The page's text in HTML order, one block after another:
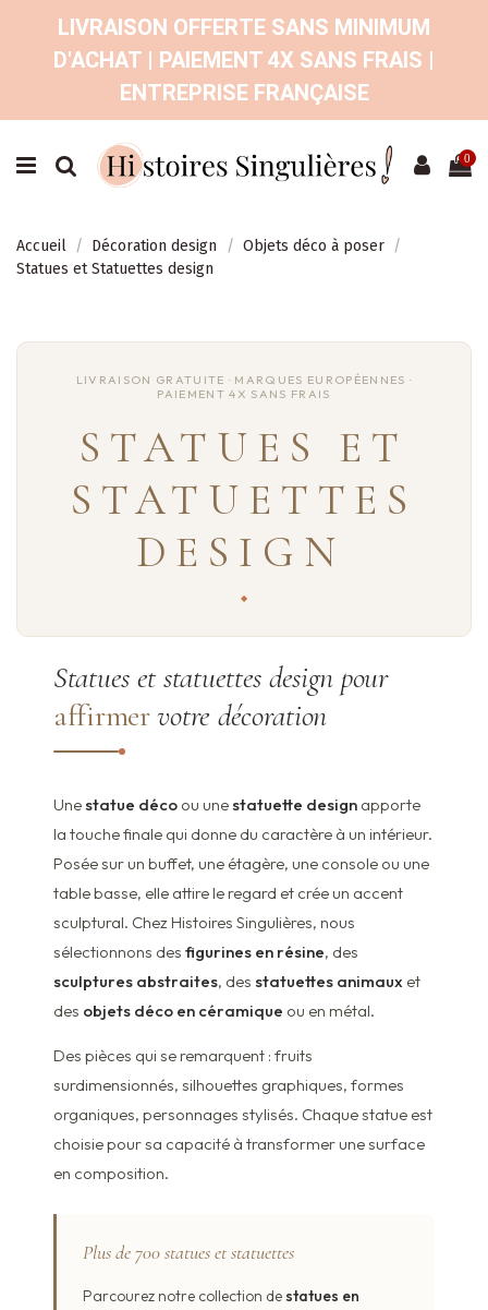
LIVRAISON OFFERTE SANS MINIMUM
D'ACHAT | PAIEMENT 4X SANS FRAIS |
ENTREPRISE FRANÇAISE
0
Accueil Décoration design
Objets déco à poser
Statues et Statuettes design
STATUES ET
STATUETTES
DESIGN
Statues et statuettes design pour
affirmervotre décoration
Unestatue déco ou unestatuette design apporte
la touche finale qui donne du caractère à un intérieur.
Posée sur un buffet, une étagère, une console ou une
table basse, elle attire le regard et crée un accent
sculptural. Chez Histoires Singulières, nous
sélectionnons des figurines en résine, des
sculptures abstraites, des statuettes animaux et
des objets déco en céramique ou en métal.
Des pièces qui se remarquent : fruits
surdimensionnés, silhouettes graphiques, formes
organiques, personnages stylisés. Chaque statue est
choisie pour sa capacité à transformer une surface
en composition.
Plus de 700 statues et statuettes
Parcourez notre collection destatues en